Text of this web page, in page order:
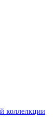
коллелкции